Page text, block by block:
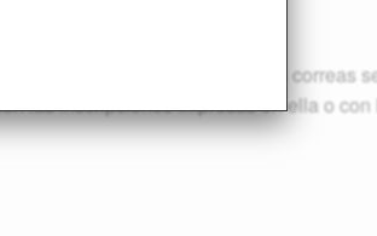
de recambio barata. Todas las correas
las inscripciones impresas en ella o